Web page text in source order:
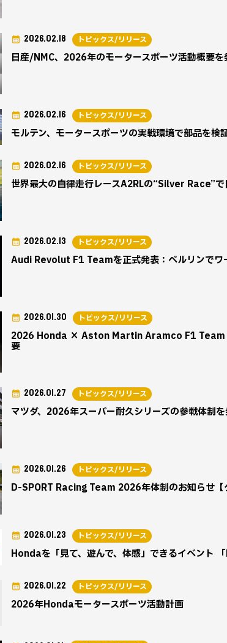
日産/NMC、2026年のモータースポーツ活動概要を
2026.02.18 トピックス/リリース
モルテン、モータースポーツの実戦環境で部品を検
2026.02.16 トピックス/リリース
世界最大の自律走行レースA2RLの“Silver Race”
2026.02.16 トピックス/リリース
Audi Revolut F1 Teamを正式発表：ベルリンでワ
2026.02.13 トピックス/リリース
2026 Honda × Aston Martin Aramco F1 Team
要
2026.01.30 トピックス/リリース
マツダ、2026年スーパー耐久シリーズの参戦体制
2026.01.27 トピックス/リリース
D-SPORT Racing Team 2026年体制のお知らせ【
2026.01.26 トピックス/リリース
Hondaを「見て、遊んで、体感」できるイベント
2026.01.23 トピックス/リリース
2026年Hondaモータースポーツ活動計画
2026.01.22 トピックス/リリース